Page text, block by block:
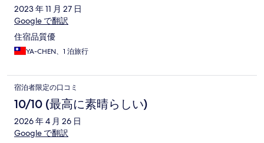
2023 年 11 月 27 日
Google で翻訳
住宿品質優
YA-CHEN、1 泊旅行
宿泊者限定の口コミ
10/10 (最高に素晴らしい)
2026 年 4 月 26 日
Google で翻訳